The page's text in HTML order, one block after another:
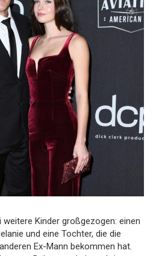
Kinder großgezogen: einen
und eine Tochter, die die
Ex-Mann bekommen hat.